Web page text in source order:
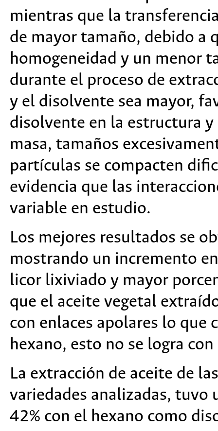
mientras que la
de mayor tamaño, debido a
homogeneidad y un menor
durante el proceso de
y el disolvente sea mayor,
disolvente en la estructura
masa, tamaños
partículas se compacten
evidencia que las
variable en estudio.
Los mejores resultados se
mostrando un incremento
licor lixiviado y mayor
que el aceite vegetal
con enlaces apolares lo que
hexano, esto no se logra
La extracción de aceite de
variedades analizadas,
42% con el hexano como